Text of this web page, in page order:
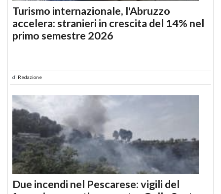
Turismo internazionale, l'Abruzzo
accelera: stranieri in crescita del 14% nel
primo semestre 2026
di Redazione
Due incendi nel Pescarese: vigili del